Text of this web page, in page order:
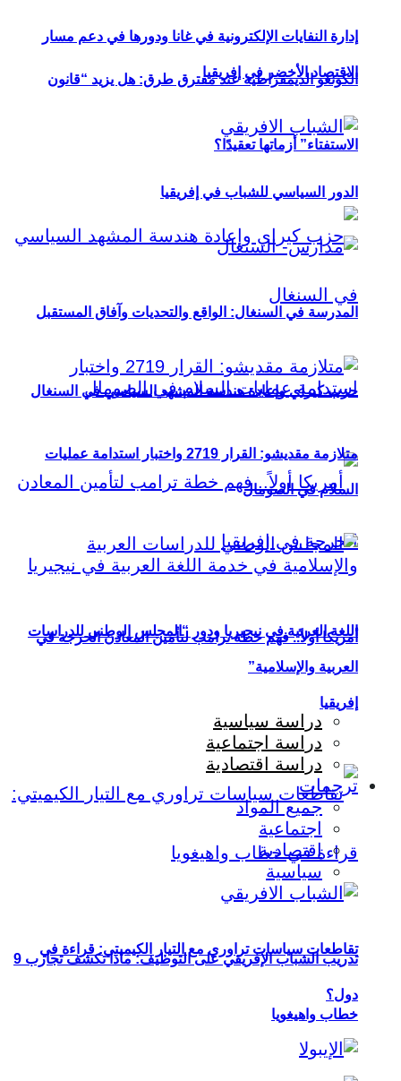
الكونغو الديمقراطية عند مفترق طرق: هل يزيد “قانون
الاستفتاء” أزماتها تعقيدًا؟
حزب كيراي وإعادة هندسة المشهد السياسي في السنغال
أمريكا أولاً.. فهم خطة ترامب لتأمين المعادن الحرجة في
إفريقيا
تقاطعات سياسات تراوري مع التيار الكيميتي: قراءة في
خطاب واهيغويا
إدارة النفايات الإلكترونية في غانا ودورها في دعم مسار
الاقتصاد الأخضر في إفريقيا
الدور السياسي للشباب في إفريقيا
المدرسة في السنغال: الواقع والتحديات وآفاق المستقبل
متلازمة مقديشو: القرار 2719 واختبار استدامة عمليات
السلام في الصومال
اللغة العربية في نيجيريا ودور “المجلس الوطني للدراسات
العربية والإسلامية”
دراسة سياسية
دراسة اجتماعية
دراسة اقتصادية
ترجمات
جميع المواد
اجتماعية
اقتصادية
سياسية
تدريب الشباب الإفريقي على التوظيف: ماذا تكشف تجارب 9
دول؟